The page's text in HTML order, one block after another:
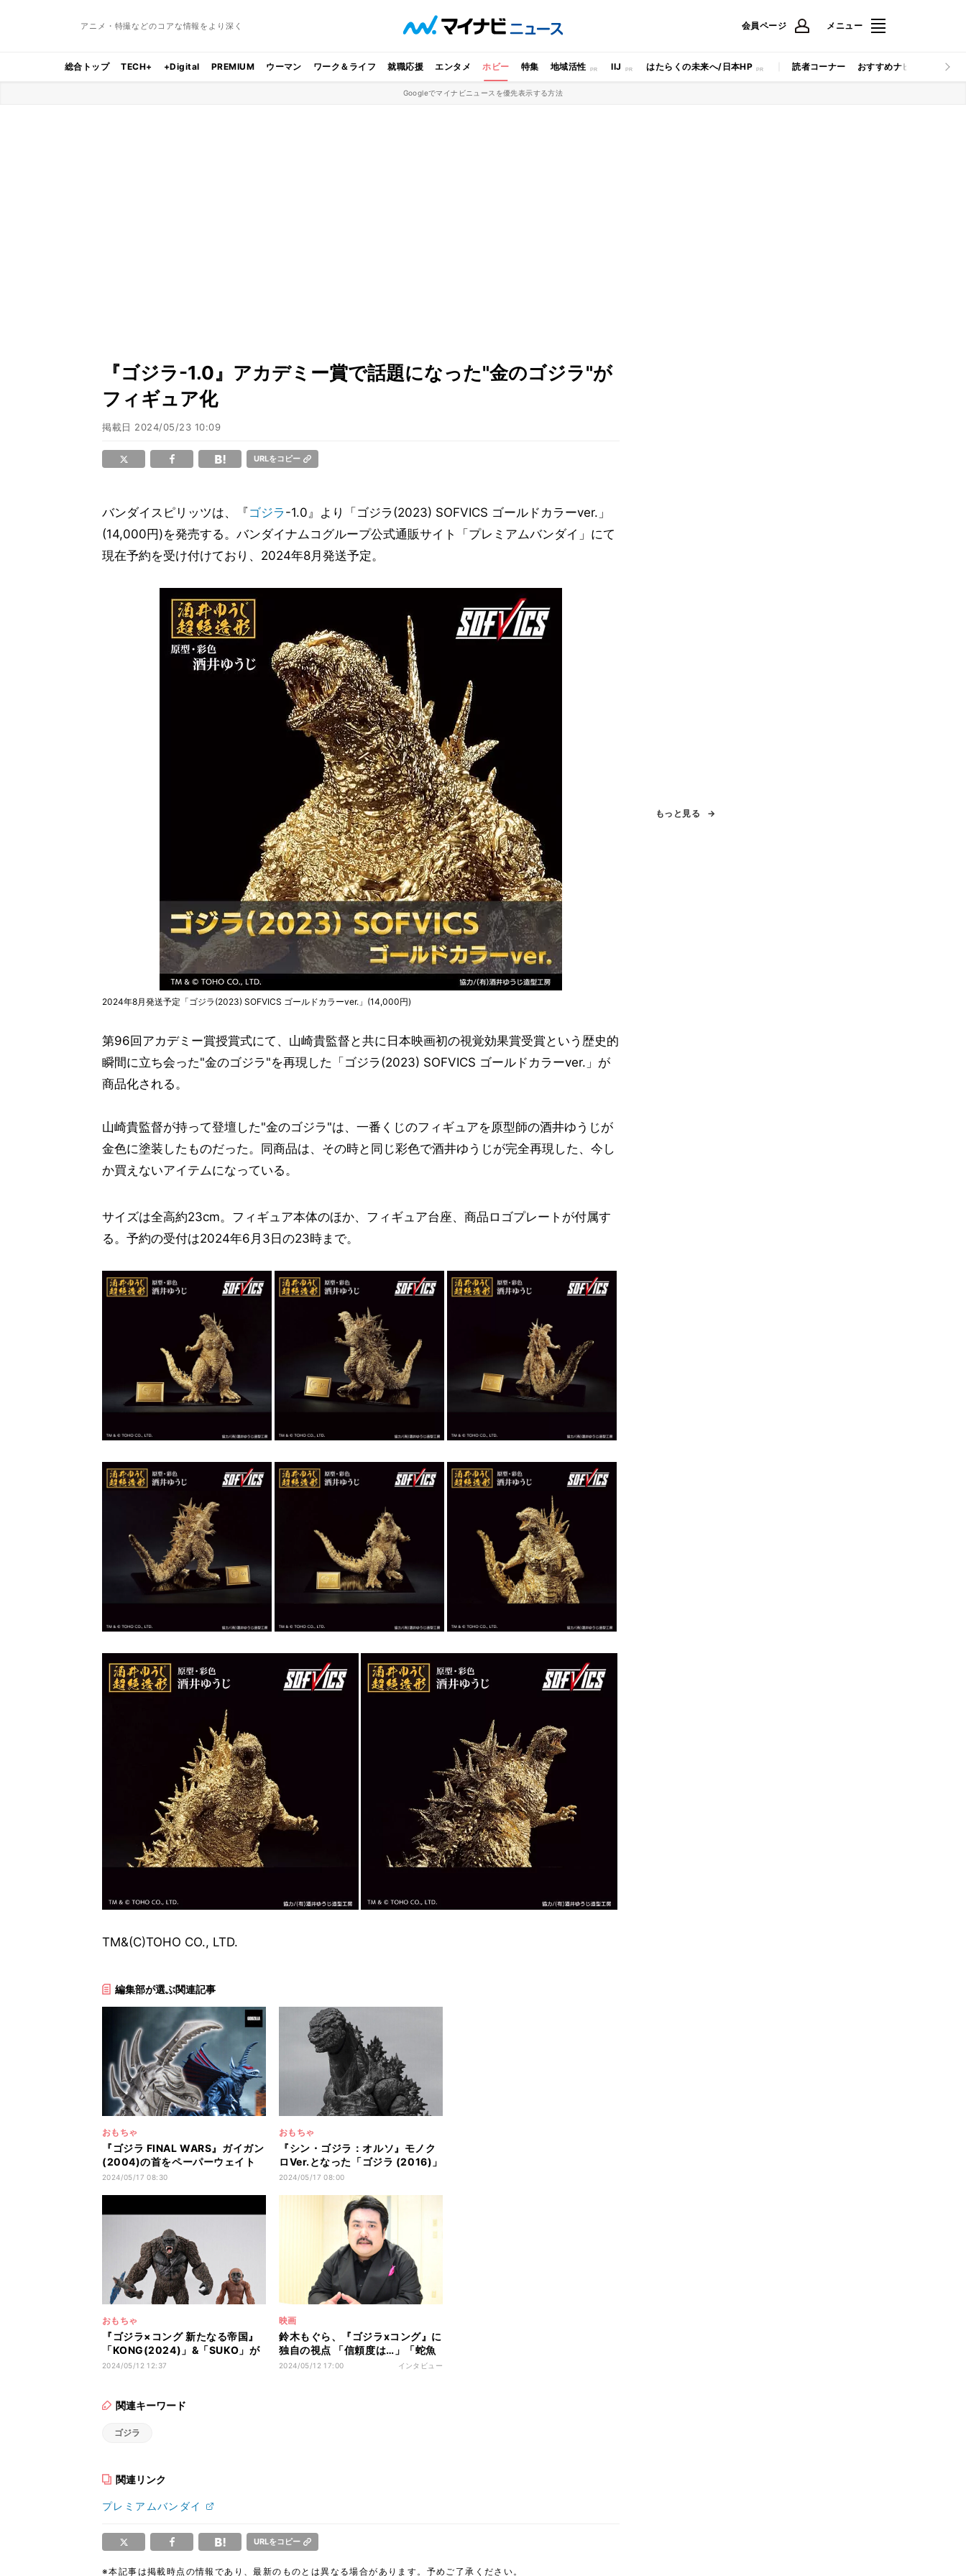
アニメ・特撮などのコアな情報をより深く 会員ページ メニュー
総合トップ TECH+ +Digital PREMIUM ウーマン ワーク＆ライフ 就職応援 エンタメ ホビー 特集 地域活性 IIJ はたらくの未来へ/日本HP 読者コーナー おすすめナビ マイナビ
Googleでマイナビニュースを優先表示する方法
『ゴジラ-1.0』アカデミー賞で話題になった"金のゴジラ"が
フィギュア化
掲載日 2024/05/23 10:09
URLをコピー
バンダイスピリッツは、『ゴジラ -1.0』より「ゴジラ(2023) SOFVICS ゴールドカラーver.」
(14,000円)を発売する。バンダイナムコグループ公式通販サイト「プレミアムバンダイ」にて
現在予約を受け付けており、2024年8月発送予定。
2024年8月発送予定「ゴジラ(2023) SOFVICS ゴールドカラーver.」(14,000円)
第96回アカデミー賞授賞式にて、山崎貴監督と共に日本映画初の視覚効果賞受賞という歴史的
瞬間に立ち会った"金のゴジラ"を再現した「ゴジラ(2023) SOFVICS ゴールドカラーver.」が
商品化される。
山崎貴監督が持って登壇した"金のゴジラ"は、一番くじのフィギュアを原型師の酒井ゆうじが
金色に塗装したものだった。同商品は、その時と同じ彩色で酒井ゆうじが完全再現した、今し
か買えないアイテムになっている。
サイズは全高約23cm。フィギュア本体のほか、フィギュア台座、商品ロゴプレートが付属す
る。予約の受付は2024年6月3日の23時まで。
TM&(C)TOHO CO., LTD.
編集部が選ぶ関連記事
おもちゃ
『ゴジラ FINAL WARS』ガイガン
(2004)の首をペーパーウェイト
で再現
2024/05/17 08:30
おもちゃ
『シン・ゴジラ：オルソ』モノク
ロVer.となった「ゴジラ (2016)」
が登場
2024/05/17 08:00
おもちゃ
『ゴジラ×コング 新たなる帝国』
「KONG(2024)」&「SUKO」が
UA Monsters シリーズに登場
2024/05/12 12:37
映画
鈴木もぐら、『ゴジラxコング』に
独自の視点 「信頼度は…」「蛇魚
うまそう」「リセットボタン願
2024/05/12 17:00 インタビュー
関連キーワード
ゴジラ
関連リンク
プレミアムバンダイ
URLをコピー
※本記事は掲載時点の情報であり、最新のものとは異なる場合があります。予めご了承ください。
もっと見る